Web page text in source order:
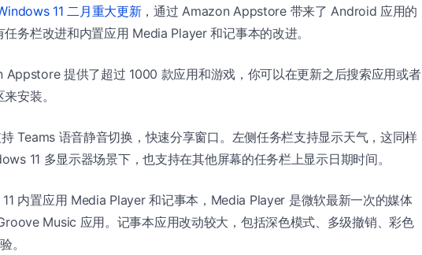
11 二月重大更新，通过 Amazon Appstore 带来了 Android 应用的
务栏改进和内置应用 Media Player 和记事本的改进。
Appstore 提供了超过 1000 款应用和游戏，你可以在更新之后搜索应用或者
安装。
Teams 语音静音切换，快速分享窗口。左侧任务栏支持显示天气，这同样
11 多显示器场景下，也支持在其他屏幕的任务栏上显示日期时间。
内置应用 Media Player 和记事本，Media Player 是微软最新一次的媒体
Music 应用。记事本应用改动较大，包括深色模式、多级撤销、彩色
。